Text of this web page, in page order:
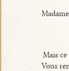
Mais
Vous